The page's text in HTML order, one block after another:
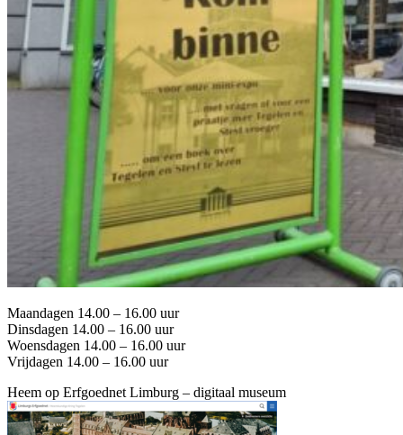
Maandagen 14.00 – 16.00 uur
Dinsdagen 14.00 – 16.00 uur
Woensdagen 14.00 – 16.00 uur
Vrijdagen 14.00 – 16.00 uur
Heem op Erfgoednet Limburg – digitaal museum